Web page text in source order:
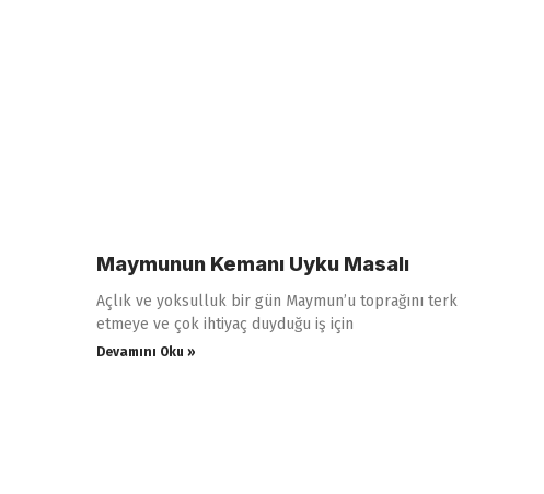
Maymunun Kemanı Uyku Masalı
Açlık ve yoksulluk bir gün Maymun’u toprağını terk
etmeye ve çok ihtiyaç duyduğu iş için
Devamını Oku »